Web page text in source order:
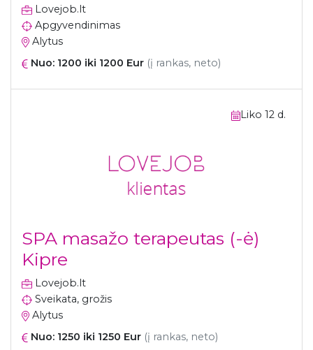
Lovejob.lt
Apgyvendinimas
Alytus
Nuo: 1200 iki 1200 Eur (į rankas, neto)
Liko 12 d.
SPA masažo terapeutas (-ė)
Kipre
Lovejob.lt
Sveikata, grožis
Alytus
Nuo: 1250 iki 1250 Eur (į rankas, neto)